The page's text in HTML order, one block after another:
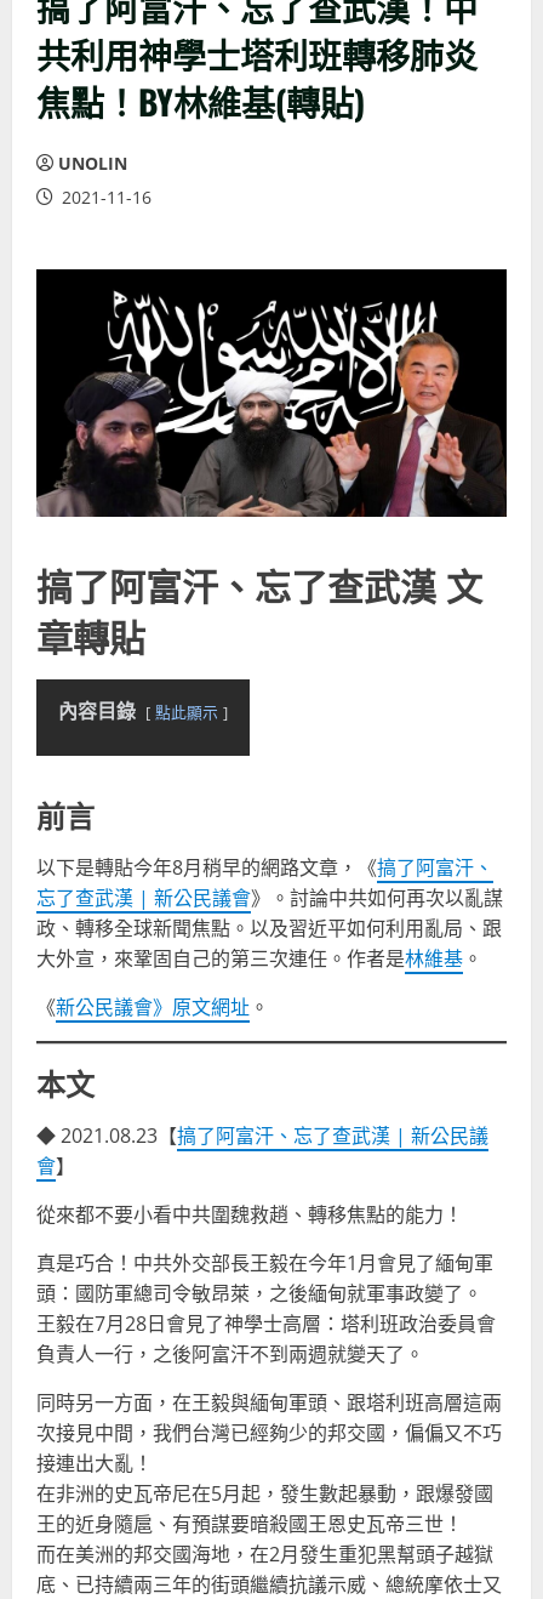
共利用神學士塔利班轉移肺炎
焦點！BY林維基(轉貼)
UNOLIN
2021-11-16
搞了阿富汗、忘了查武漢 文
章轉貼
內容目錄 點此顯示
前言
以下是轉貼今年8月稍早的網路文章，《搞了阿富汗、
忘了查武漢 | 新公民議會》。討論中共如何再次以亂謀
政、轉移全球新聞焦點。以及習近平如何利用亂局、跟
大外宣，來鞏固自己的第三次連任。作者是林維基 。
《新公民議會》原文網址 。
本文
◆ 2021.08.23【搞了阿富汗、忘了查武漢 | 新公民議
會】
從來都不要小看中共圍魏救趙、轉移焦點的能力！
真是巧合！中共外交部長王毅在今年1月會見了緬甸軍
頭：國防軍總司令敏昂萊，之後緬甸就軍事政變了。
王毅在7月28日會見了神學士高層：塔利班政治委員會
負責人一行，之後阿富汗不到兩週就變天了。
同時另一方面，在王毅與緬甸軍頭、跟塔利班高層這兩
次接見中間，我們台灣已經夠少的邦交國，偏偏又不巧
接連出大亂！
在非洲的史瓦帝尼在5月起，發生數起暴動，跟爆發國
王的近身隨扈、有預謀要暗殺國王恩史瓦帝三世！
而在美洲的邦交國海地，在2月發生重犯黑幫頭子越獄
底、已持續兩三年的街頭繼續抗議示威、總統摩依士又